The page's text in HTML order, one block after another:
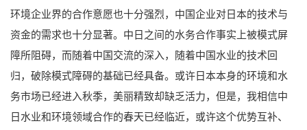
环境企业界的合作意愿也十分强烈，中国企业对日本的技术与
资金的需求也十分显著。中日之间的水务合作事实上被模式屏
障所阻碍，而随着中国交流的深入，随着中国水业的技术回
归，破除模式障碍的基础已经具备。或许日本本身的环境和水
务市场已经进入秋季，美丽精致却缺乏活力，但是，我相信中
日水业和环境领域合作的春天已经临近，或许这个优势互补、